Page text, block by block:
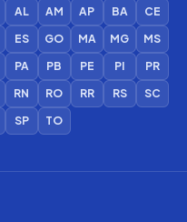
AL AM AP BA
CE
ES GO MA MG
MS
PA PB PE PI
PR
RN RO RR RS
SC
SP TO